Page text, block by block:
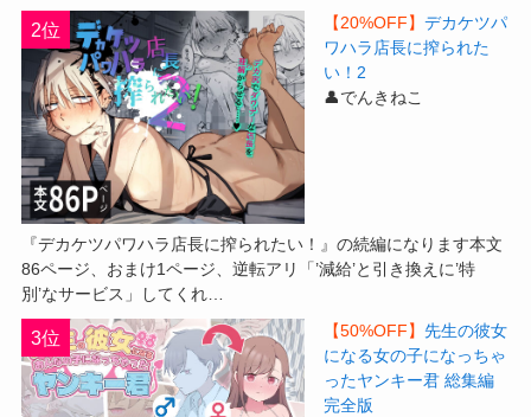
2位 【20%OFF】デカケツパ
ワハラ店長に搾られた
い！2
👤でんきねこ
『デカケツパワハラ店長に搾られたい！』の続編になります本文
86ページ、おまけ1ページ、逆転アリ「’減給’と引き換えに’特
別’なサービス」してくれ…
3位 【50%OFF】先生の彼女
になる女の子になっちゃ
ったヤンキー君 総集編
完全版